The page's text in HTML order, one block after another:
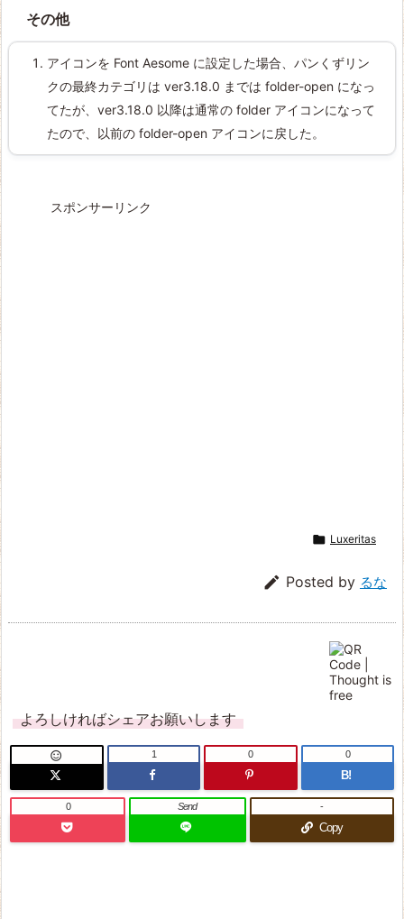
その他
アイコンを Font Aesome に設定した場合、パンくずリン
クの最終カテゴリは ver3.18.0 までは folder-open になっ
てたが、ver3.18.0 以降は通常の folder アイコンになって
たので、以前の folder-open アイコンに戻した。
スポンサーリンク
 Luxeritas
 Posted by るな
よろしければシェアお願いします
 1 0
B!
0
0 Send
Copy
-